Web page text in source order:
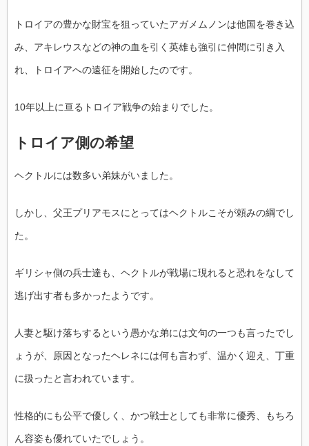
トロイアの豊かな財宝を狙っていたアガメムノンは他国を巻き込
み、アキレウスなどの神の血を引く英雄も強引に仲間に引き入
れ、トロイアへの遠征を開始したのです。
10年以上に亘るトロイア戦争の始まりでした。
トロイア側の希望
ヘクトルには数多い弟妹がいました。
しかし、父王プリアモスにとってはヘクトルこそが頼みの綱でし
た。
ギリシャ側の兵士達も、ヘクトルが戦場に現れると恐れをなして
逃げ出す者も多かったようです。
人妻と駆け落ちするという愚かな弟には文句の一つも言ったでし
ょうが、原因となったヘレネには何も言わず、温かく迎え、丁重
に扱ったと言われています。
性格的にも公平で優しく、かつ戦士としても非常に優秀、もちろ
ん容姿も優れていたでしょう。